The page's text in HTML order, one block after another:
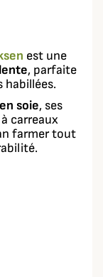
est une
, parfaite
habillées.
soie, ses
carreaux
farmer tout